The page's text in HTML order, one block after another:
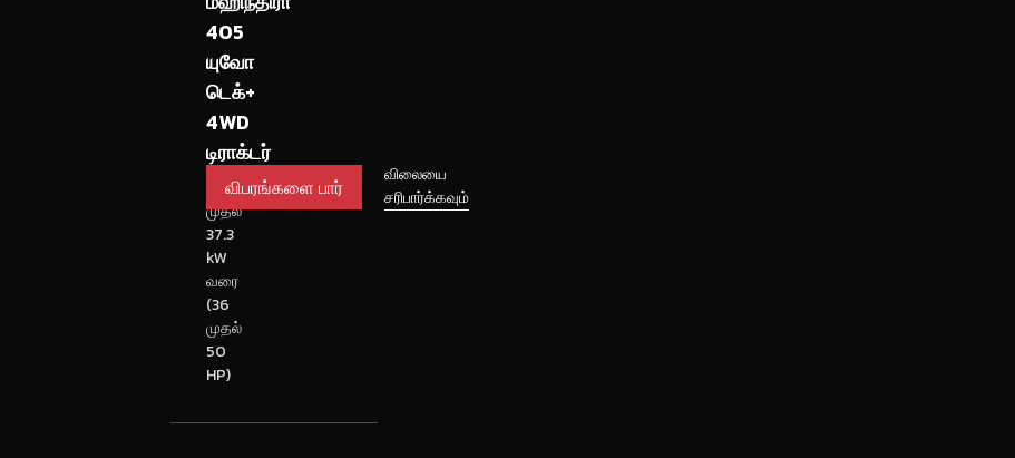
405
யுவோ
டெக்+
4WD
டிராக்டர்
26.5
முதல்
37.3
kW
வரை
(36
முதல்
50
HP)
விபரங்களை
பார்
விலையை
சரிபார்க்கவும்